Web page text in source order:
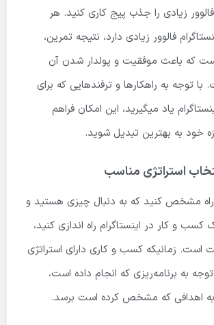
زیادی را جذب پیج کاری کنید. هر
فالوور زیادی دارد، نتیجه تمرین،
که باعث موفقیت و پولدار شدن آن
به راهکارها و ترفندهایی که برای
یاد میگیرید، این امکان فراهم
خود به بهترین تبدیل شوید.
استراتژی مناسب
راه مشخص کنید که به دنبال چیزی هستید و
و کار در اینستاگرام راه اندازی کنید،
است. زمانیکه کسب و کاری دارای استراتژی
به برنامه‌ریزی که انجام داده است،
به اهدافی که مشخص کرده است برسد.